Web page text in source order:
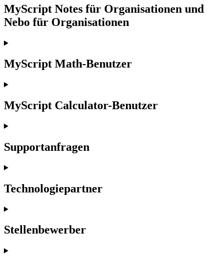
MyScript Notes für Organisationen und
Nebo für Organisationen
MyScript Math-Benutzer
MyScript Calculator-Benutzer
Supportanfragen
Technologiepartner
Stellenbewerber